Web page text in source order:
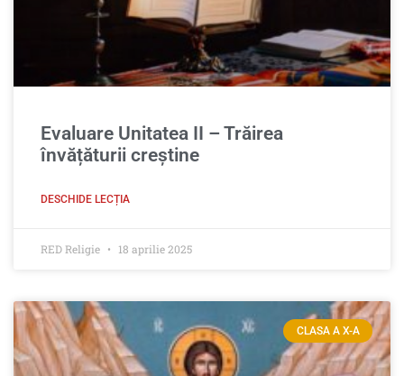
Evaluare Unitatea II – Trăirea
învățăturii creștine
DESCHIDE LECȚIA
RED Religie 18 aprilie 2025
CLASA A X-A